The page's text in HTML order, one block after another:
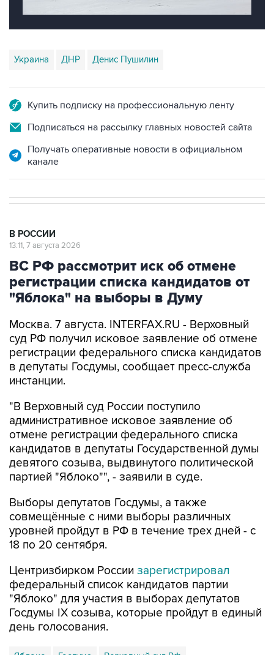
Украина ДНР Денис Пушилин
Купить подписку на профессиональную ленту
Подписаться на рассылку главных новостей сайта
Получать оперативные новости в официальном
канале
В РОССИИ
13:11, 7 августа 2026
ВС РФ рассмотрит иск об отмене
регистрации списка кандидатов от
"Яблока" на выборы в Думу
Москва. 7 августа. INTERFAX.RU - Верховный
суд РФ получил исковое заявление об отмене
регистрации федерального списка кандидатов
в депутаты Госдумы, сообщает пресс-служба
инстанции.
"В Верховный суд России поступило
административное исковое заявление об
отмене регистрации федерального списка
кандидатов в депутаты Государственной думы
девятого созыва, выдвинутого политической
партией "Яблоко"", - заявили в суде.
Выборы депутатов Госдумы, а также
совмещённые с ними выборы различных
уровней пройдут в РФ в течение трех дней - с
18 по 20 сентября.
Центризбирком России зарегистрировал
федеральный список кандидатов партии
"Яблоко" для участия в выборах депутатов
Госдумы IX созыва, которые пройдут в единый
день голосования.